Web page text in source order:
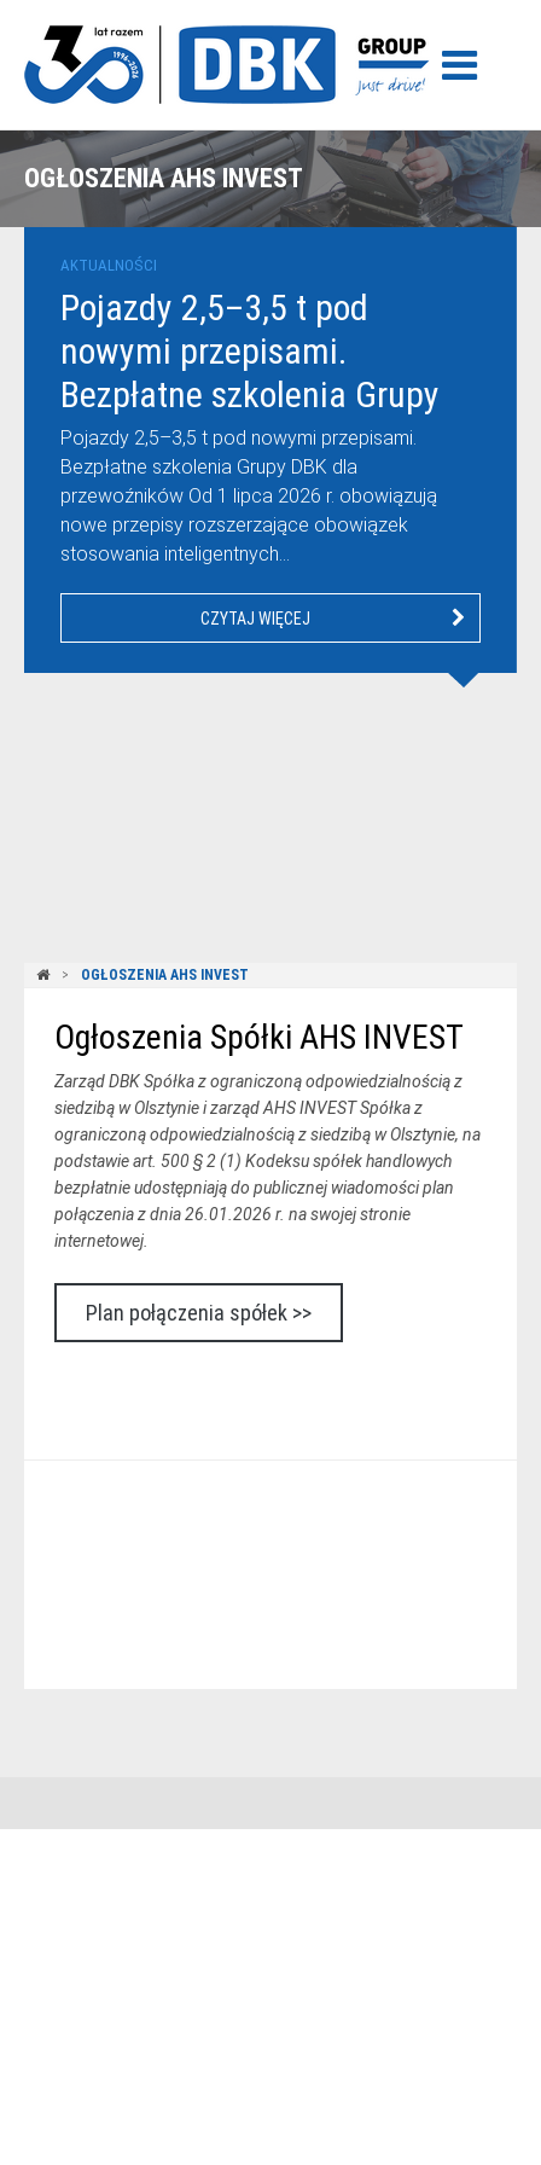
OGŁOSZENIA AHS INVEST
AKTUALNOŚCI
Pojazdy 2,5–3,5 t pod
nowymi przepisami.
Bezpłatne szkolenia Grupy
DBK dla przewoźników
Pojazdy 2,5–3,5 t pod nowymi przepisami.
Bezpłatne szkolenia Grupy DBK dla
przewoźników Od 1 lipca 2026 r. obowiązują
nowe przepisy rozszerzające obowiązek
stosowania inteligentnych…
CZYTAJ WIĘCEJ
OGŁOSZENIA AHS INVEST
Ogłoszenia Spółki AHS INVEST
Zarząd DBK Spółka z ograniczoną odpowiedzialnością z
siedzibą w Olsztynie i zarząd AHS INVEST Spółka z
ograniczoną odpowiedzialnością z siedzibą w Olsztynie, na
podstawie art. 500 § 2 (1) Kodeksu spółek handlowych
bezpłatnie udostępniają do publicznej wiadomości plan
połączenia z dnia 26.01.2026 r. na swojej stronie
internetowej.
Plan połączenia spółek >>